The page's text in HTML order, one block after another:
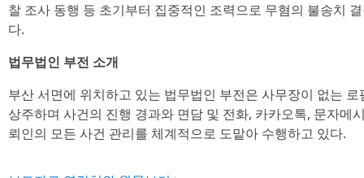
찰 조사 동행 등 초기부터 집중적인 조력으로 무혐의 불송치
다.
법무법인 부전 소개
부산 서면에 위치하고 있는 법무법인 부전은 사무장이 없는
상주하며 사건의 진행 경과와 면담 및 전화, 카카오톡, 문자메
뢰인의 모든 사건 관리를 체계적으로 도맡아 수행하고 있다.